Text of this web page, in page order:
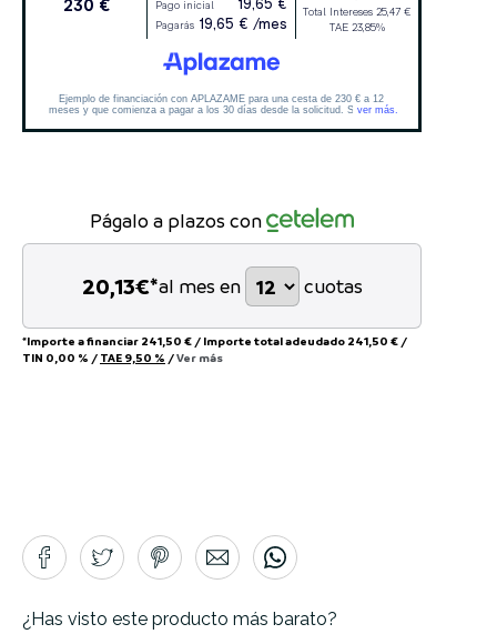
Págalo a plazos con
20,13€*al mes en cuotas
*Importe a financiar 241,50 € / Importe total adeudado 241,50 € /
TIN 0,00 % / TAE 9,50 % /Ver más
¿Has visto este producto más barato?